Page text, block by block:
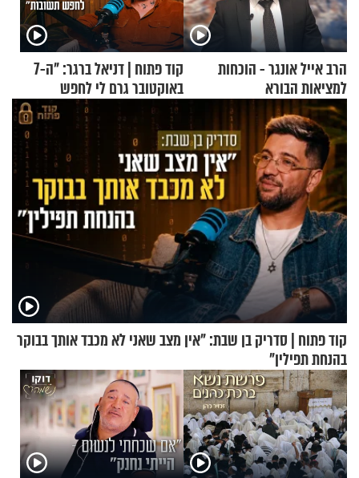
הרב אייל אונגר - הוכחות
למציאות הבורא
קוד פתוח | דניאל ברגר: "ה-7
באוקטובר גרם לי לחפש
תשובות"
קוד פתוח | סדריק בן שבת: "אין מצב שאני לא מכבד אותך בבוקר
בהנחת תפילין"